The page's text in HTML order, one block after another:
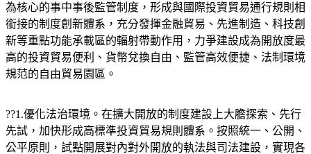
為核心的事中事後監管制度，形成與國際投資貿易通行規則相
銜接的制度創新體系，充分發揮金融貿易、先進制造、科技創
新等重點功能承載區的輻射帶動作用，力爭建設成為開放度最
高的投資貿易便利、貨幣兌換自由、監管高效便捷、法制環境
規范的自由貿易園區。
??1.優化法治環境。在擴大開放的制度建設上大膽探索、先行
先試，加快形成高標準投資貿易規則體系。按照統一、公開、
公平原則，試點開展對內對外開放的執法與司法建設，實現各